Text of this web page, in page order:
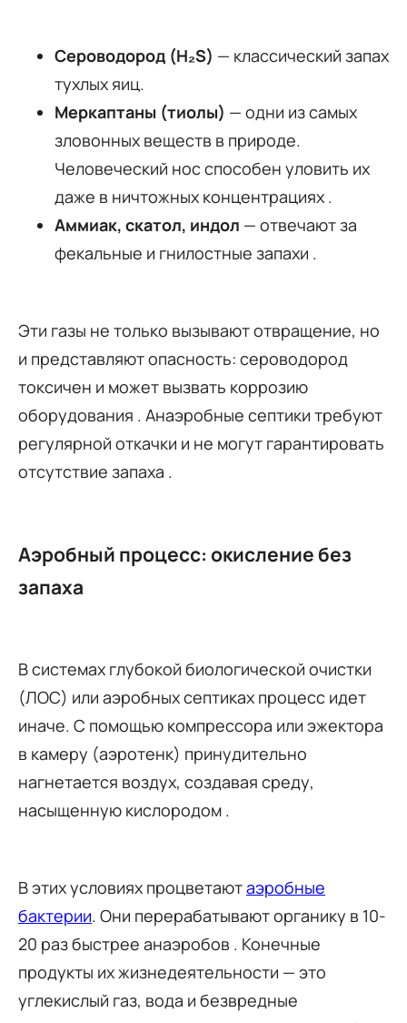
Сероводород (H₂S) — классический запах
тухлых яиц.
Меркаптаны (тиолы) — одни из самых
зловонных веществ в природе.
Человеческий нос способен уловить их
даже в ничтожных концентрациях .
Аммиак, скатол, индол — отвечают за
фекальные и гнилостные запахи .
Эти газы не только вызывают отвращение, но
и представляют опасность: сероводород
токсичен и может вызвать коррозию
оборудования . Анаэробные септики требуют
регулярной откачки и не могут гарантировать
отсутствие запаха .
Аэробный процесс: окисление без
запаха
В системах глубокой биологической очистки
(ЛОС) или аэробных септиках процесс идет
иначе. С помощью компрессора или эжектора
в камеру (аэротенк) принудительно
нагнетается воздух, создавая среду,
насыщенную кислородом .
В этих условиях процветаютаэробные
бактерии. Они перерабатывают органику в 10-
20 раз быстрее анаэробов . Конечные
продукты их жизнедеятельности — это
углекислый газ, вода и безвредные